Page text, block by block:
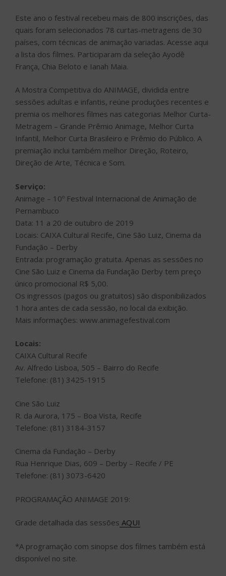
Este ano o festival recebeu mais de 800 inscrições, das
quais foram selecionados 78 curtas-metragens de 30
países, com técnicas de animação variadas. Acesse aqui
a lista dos filmes. Participaram da seleção Ayodê
França, Chia Beloto e Ianah Maia.
A Mostra Competitiva do ANIMAGE, dividida entre
sessões adultas e infantis, reúne produções recentes e
premia os melhores filmes nas categorias Melhor Curta-
Metragem – Grande Prêmio Animage, Melhor Curta
Infantil, Melhor Curta Brasileiro e Prêmio do Público. A
premiação inclui também melhor Direção, Roteiro,
Direção de Arte, Técnica e Som.
Serviço:
Animage – 10º Festival Internacional de Animação de
Pernambuco
Data: 11 a 20 de outubro de 2019
Locais: CAIXA Cultural Recife, Cine São Luiz, Cinema da
Fundação – Derby
Entrada: programação gratuita. Apenas as sessões no
Cine São Luiz e Cinema da Fundação Derby tem preço
único promocional R$ 5,00.
Os ingressos (pagos ou gratuitos) são disponibilizados
1 hora antes de cada sessão, no local da exibição.
Mais informações: www.animagefestival.com
Locais:
CAIXA Cultural Recife
Av. Alfredo Lisboa, 505 – Bairro do Recife
Telefone: (81) 3425-1915
Cine São Luiz
R. da Aurora, 175 – Boa Vista, Recife
Telefone: (81) 3184-3157
Cinema da Fundação – Derby
Rua Henrique Dias, 609 – Derby – Recife / PE
Telefone: (81) 3073-6420
PROGRAMAÇÃO ANIMAGE 2019:
Grade detalhada das sessões AQUI
*A programação com sinopse dos filmes também está
disponível no site.